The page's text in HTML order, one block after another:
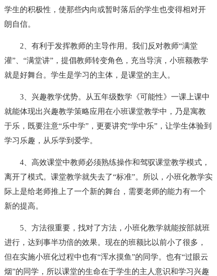
学生的积极性，使那些内向或暂时落后的学生也变得相对开
朗自信。
2、有利于发挥教师的主导作用。我们反对教师“满堂
灌”、“满堂讲”，提倡教师转变角色，充当导演，小班额教学
就是好舞台。学生是学习的主体，是课堂的主人。
3、兴趣教学优势。从五年级数学《可能性》一课上课中
就能体现出兴趣教学策略应用在小班课堂教学中，乃是寓教
于乐，既要注意“乐中学”，更要讲究“学中乐”，让学生体验到
学习乐趣，从乐学到爱学。
4、高效课堂中教师必须熟练操作和驾驭课堂教学模式，
离开了模式。课堂教学就失去了“标准”。所以，小班化教学实
际上是给老师推上了一个新的舞台，需要老师的能力有一个
新的提高。
5、方法很重要，找对了方法，小班化教学就能按部就班
进行，达到事半功倍的效果。现在的班额比以前小了很多，
但在实施小班化过程中也有“浑水摸鱼”的同学。也有“过眼云
烟”的同学，所以课堂的生命在于学生的主人意识和学习兴趣